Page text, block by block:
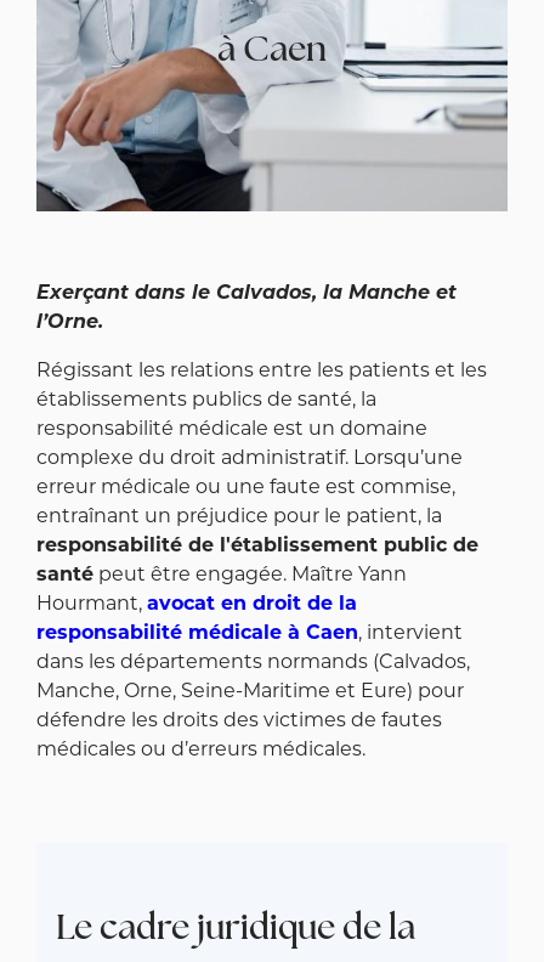
à Caen
Exerçant dans le Calvados, la Manche et
l’Orne.
Régissant les relations entre les patients et les
établissements publics de santé, la
responsabilité médicale est un domaine
complexe du droit administratif. Lorsqu’une
erreur médicale ou une faute est commise,
entraînant un préjudice pour le patient, la
responsabilité de l'établissement public de
santépeut être engagée. Maître Yann
Hourmant, avocat en droit de la
responsabilité médicale à Caen, intervient
dans les départements normands (Calvados,
Manche, Orne, Seine-Maritime et Eure) pour
défendre les droits des victimes de fautes
médicales ou d’erreurs médicales.
Le cadre juridique de la